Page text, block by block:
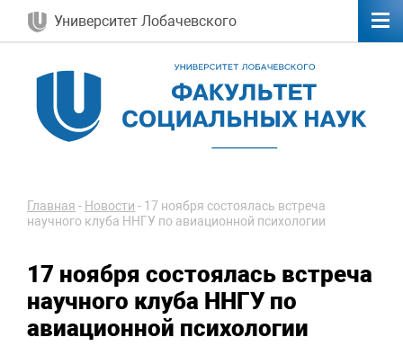
Университет Лобачевского
Главная - Новости - 17 ноября состоялась встреча
научного клуба ННГУ по авиационной психологии
17 ноября состоялась встреча
научного клуба ННГУ по
авиационной психологии